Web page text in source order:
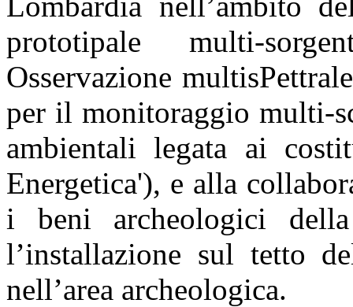
prototipale multi-
Osservazione
per il monitoraggio multi-
ambientali legata ai
Energetica'), e alla
i beni archeologici
l’installazione sul tetto
nell’area archeologica.